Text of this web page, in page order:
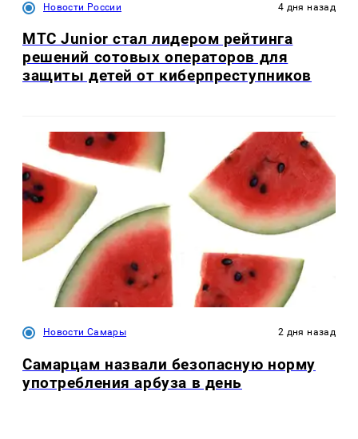
Новости России 4 дня назад
МТС Junior стал лидером рейтинга
решений сотовых операторов для
защиты детей от киберпреступников
Новости Самары 2 дня назад
Самарцам назвали безопасную норму
употребления арбуза в день